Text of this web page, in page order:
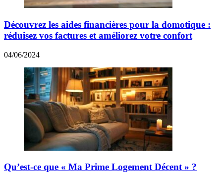
Découvrez les aides financières pour la domotique :
réduisez vos factures et améliorez votre confort
04/06/2024
Qu’est-ce que « Ma Prime Logement Décent » ?